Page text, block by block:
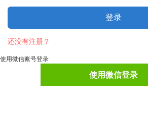
登录
还没有注册？
使用微信账号登录
使用微信登录